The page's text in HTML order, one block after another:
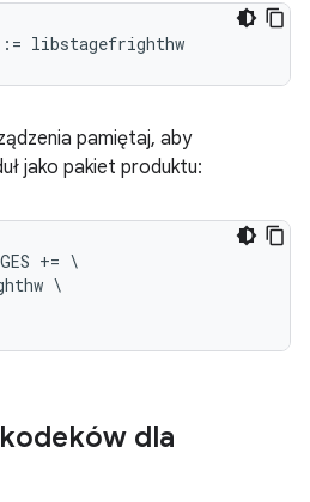
pamiętaj, aby
jako pakiet produktu:
+= \
\
dla